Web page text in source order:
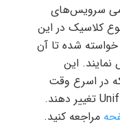
(۳۰ دی) تمامی سرویس‌های
کلاسیک در این
خواسته شده تا آن
این
در اسرع وقت
حساب‌های کاربری خود را به نوع Unified تغییر دهند.
مراجعه کنید.